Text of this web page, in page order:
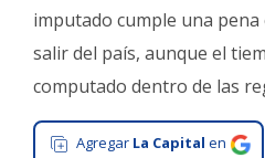
Cultura
Tecnología
Gastronomía
Salud
imputado cumple una
salir del país, aunque el
computado dentro de las
Agregar La Capital en